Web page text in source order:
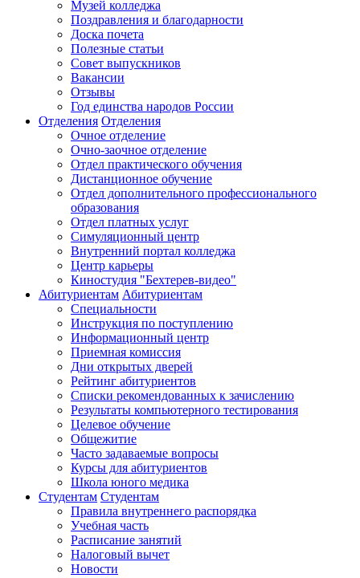
Музей колледжа
Поздравления и благодарности
Доска почета
Полезные статьи
Совет выпускников
Вакансии
Отзывы
Год единства народов России
Отделения Отделения
Очное отделение
Очно-заочное отделение
Отдел практического обучения
Дистанционное обучение
Отдел дополнительного профессионального
образования
Отдел платных услуг
Симуляционный центр
Внутренний портал колледжа
Центр карьеры
Киностудия "Бехтерев-видео"
Абитуриентам Абитуриентам
Специальности
Инструкция по поступлению
Информационный центр
Приемная комиссия
Дни открытых дверей
Рейтинг абитуриентов
Списки рекомендованных к зачислению
Результаты компьютерного тестирования
Целевое обучение
Общежитие
Часто задаваемые вопросы
Курсы для абитуриентов
Школа юного медика
Студентам Студентам
Правила внутреннего распорядка
Учебная часть
Расписание занятий
Налоговый вычет
Новости